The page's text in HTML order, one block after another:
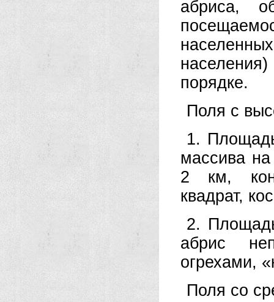
абриса,
порядке.
Поля с
1.
массива на
2 км,
квадрат,
2.
абрис
огрехами,
Поля со